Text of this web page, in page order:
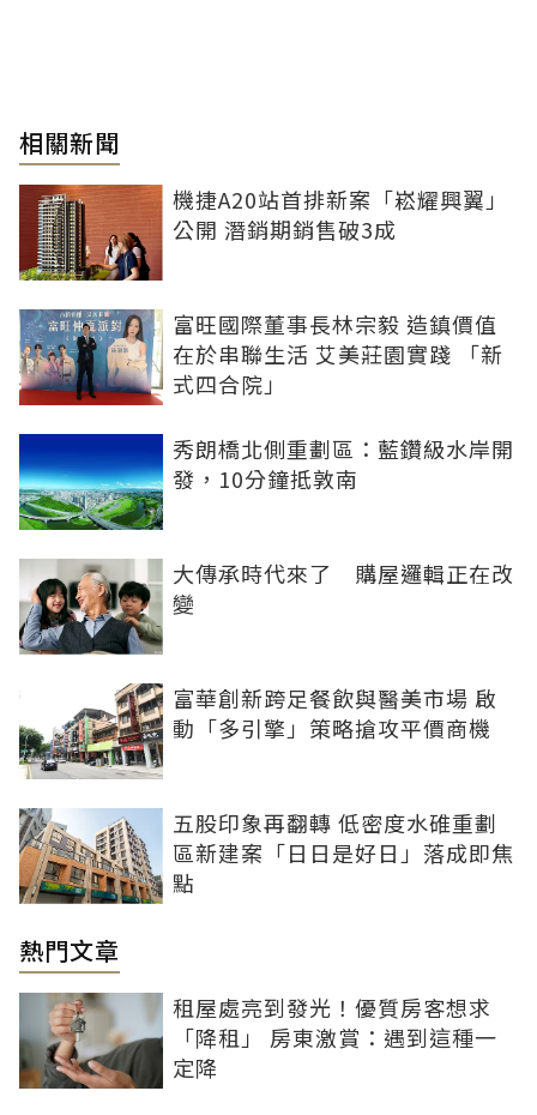
相關新聞
機捷A20站首排新案「崧耀興翼」
公開 潛銷期銷售破3成
富旺國際董事長林宗毅 造鎮價值
在於串聯生活 艾美莊園實踐 「新
式四合院」
秀朗橋北側重劃區：藍鑽級水岸開
發，10分鐘抵敦南
大傳承時代來了 購屋邏輯正在改
變
富華創新跨足餐飲與醫美市場 啟
動「多引擎」策略搶攻平價商機
五股印象再翻轉 低密度水碓重劃
區新建案「日日是好日」落成即焦
點
熱門文章
租屋處亮到發光！優質房客想求
「降租」 房東激賞：遇到這種一
定降